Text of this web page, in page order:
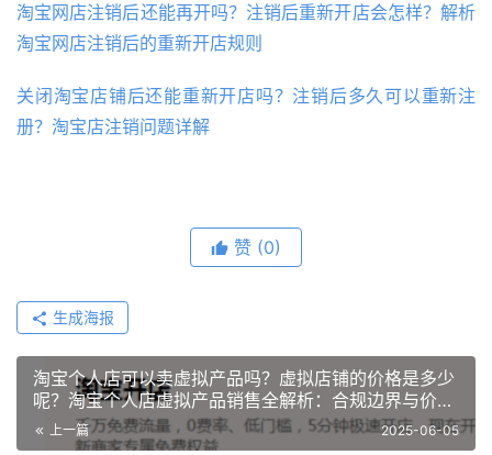
淘宝网店注销后还能再开吗？注销后重新开店会怎样？解析
淘宝网店注销后的重新开店规则
关闭淘宝店铺后还能重新开店吗？注销后多久可以重新注
册？淘宝店注销问题详解
赞 (0)
生成海报
淘宝个人店可以卖虚拟产品吗？虚拟店铺的价格是多少
呢？淘宝个人店虚拟产品销售全解析：合规边界与价格
博弈！
上一篇 2025-06-05